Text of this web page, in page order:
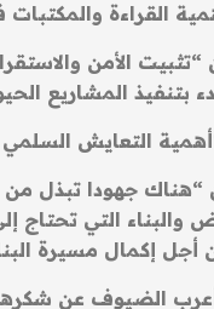
القراءة
“تثبيت الأمن
بتنفيذ المشاريع
التعايش السلمي
جهودا تبذل من
والبناء التي تحتاج
أجل إكمال مسيرة
الضيوف عن شكرهم